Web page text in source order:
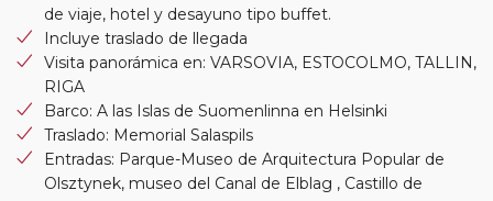
de viaje, hotel y desayuno tipo buffet.
Incluye traslado de llegada
Visita panorámica en: VARSOVIA, ESTOCOLMO, TALLIN,
RIGA
Barco: A las Islas de Suomenlinna en Helsinki
Traslado: Memorial Salaspils
Entradas: Parque-Museo de Arquitectura Popular de
Olsztynek, museo del Canal de Elblag , Castillo de